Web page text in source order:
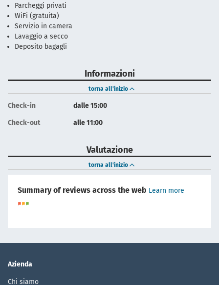
Parcheggi privati
WiFi (gratuita)
Servizio in camera
Lavaggio a secco
Deposito bagagli
Informazioni
torna all'inizio
Check-in dalle 15:00
Check-out alle 11:00
Valutazione
torna all'inizio
Summary of reviews across the web Learn more
Azienda
Chi siamo